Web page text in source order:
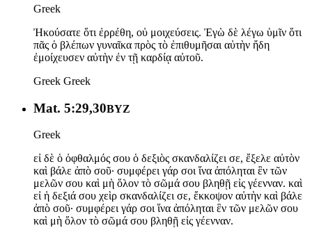
Greek
Ἠκούσατε ὅτι ἐρρέθη, οὐ μοιχεύσεις. Ἐγὼ δὲ λέγω ὑμῖν ὅτι
πᾶς ὁ βλέπων γυναῖκα πρὸς τὸ ἐπιθυμῆσαι αὐτὴν ἤδη
ἐμοίχευσεν αὐτὴν ἐν τῇ καρδίᾳ αὐτοῦ.
Greek Greek
Mat. 5:29,30BYZ
Greek
εἰ δὲ ὁ ὀφθαλμός σου ὁ δεξιὸς σκανδαλίζει σε, ἔξελε αὐτὸν
καὶ βάλε ἀπὸ σοῦ· συμφέρει γάρ σοι ἵνα ἀπόληται ἓν τῶν
μελῶν σου καὶ μὴ ὅλον τὸ σῶμά σου βληθῇ εἰς γέενναν. καὶ
εἰ ἡ δεξιά σου χεὶρ σκανδαλίζει σε, ἔκκοψον αὐτὴν καὶ βάλε
ἀπὸ σοῦ· συμφέρει γάρ σοι ἵνα ἀπόληται ἓν τῶν μελῶν σου
καὶ μὴ ὅλον τὸ σῶμά σου βληθῇ εἰς γέενναν.